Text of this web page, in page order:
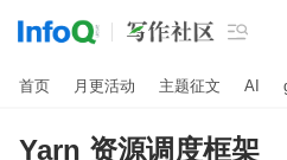

首页 月更活动 主题征文 AI
Yarn 资源调度框架